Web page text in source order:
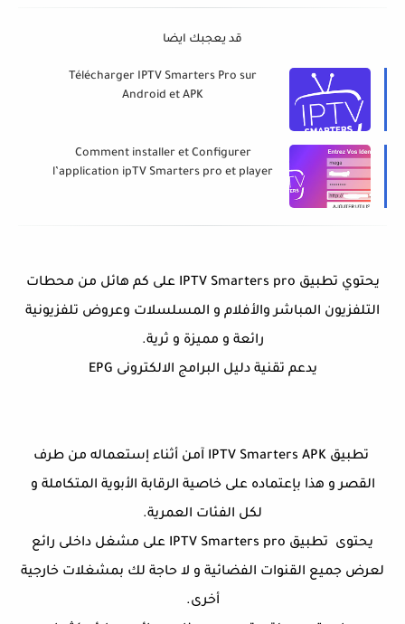
قد يعجبك ايضا
Télécharger IPTV Smarters Pro sur
Android et APK
Comment installer et Configurer
l’application ipTV Smarters pro et player
يحتوي تطبيق IPTV Smarters pro على كم هائل من محطات
التلفزيون المباشر والأفلام و المسلسلات وعروض تلفزيونية
رائعة و مميزة و ثرية.
يدعم تقنية دليل البرامج الالكترونى EPG
تطبيق IPTV Smarters APK آمن أثناء إستعماله من طرف
القصر و هذا بإعتماده على خاصية الرقابة الأبوية المتكاملة و
لكل الفئات العمرية.
يحتوى تطبيق IPTV Smarters pro على مشغل داخلى رائع
لعرض جميع القنوات الفضائية و لا حاجة لك بمشغلات خارجية
أخرى.